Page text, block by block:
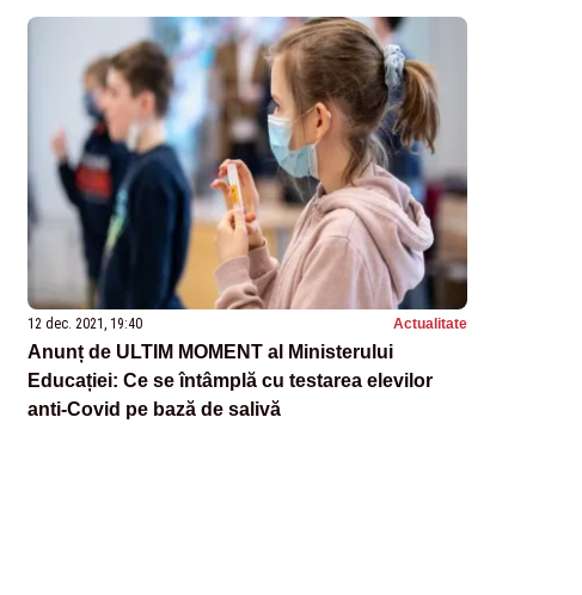
12 dec. 2021, 19:40 Actualitate
Anunț de ULTIM MOMENT al Ministerului
Educației: Ce se întâmplă cu testarea elevilor
anti-Covid pe bază de salivă